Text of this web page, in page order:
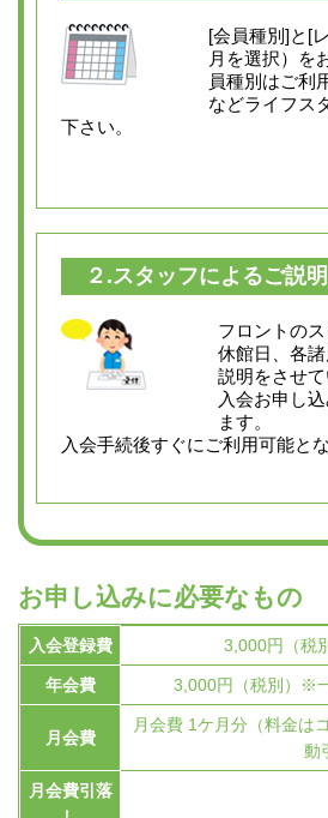
[会員種別]と[
月を選択）を
員種別はご
などライフス
下さい。
２.スタッフによるご説
フロントのス
休館日、各
説明をさせて
入会お申し
ます。
入会手続後すぐにご利用可能とな
お申し込みに必要なもの
入会登録費 3,000円（税
年会費 3,000円（税別）※
月会費
月会費 1ケ月分（料金は
動
月会費引落